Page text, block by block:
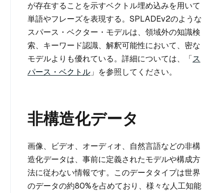
が存在することを示すベクトル埋め込みを用いて
単語やフレーズを表現する。SPLADEv2のような
スパース・ベクター・モデルは、領域外の知識検
索、キーワード認識、解釈可能性において、密な
モデルよりも優れている。詳細については、「ス
パース・ベクトル」を参照してください。
非構造化データ
画像、ビデオ、オーディオ、自然言語などの非構
造化データは、事前に定義されたモデルや構成方
法に従わない情報です。このデータタイプは世界
のデータの約80%を占めており、様々な人工知能